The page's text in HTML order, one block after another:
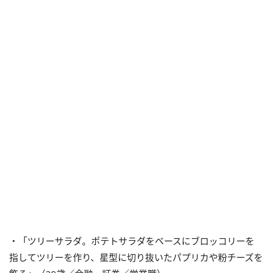
・「ツリーサラダ。ポテトサラダをベースにブロッコリーを
指してツリーを作り、星型に切り抜いたパプリカや粉チーズを